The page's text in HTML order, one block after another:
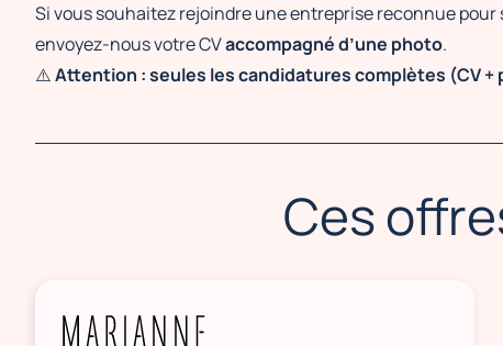
Si vous souhaitez rejoindre une entreprise reconnue
envoyez-nous votre CVaccompagné d’une photo.
⚠️Attention : seules les candidatures complètes (CV
Ces